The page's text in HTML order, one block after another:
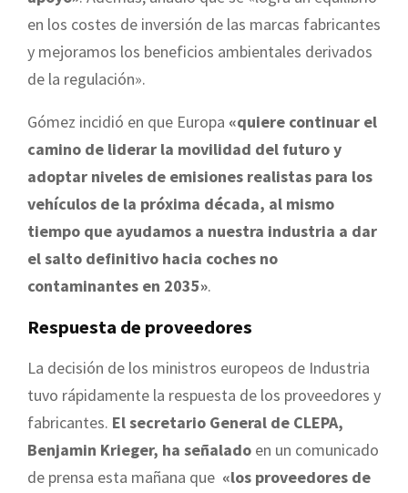
en los costes de inversión de las marcas fabricantes
y mejoramos los beneficios ambientales derivados
de la regulación».
Gómez incidió en que Europa «quiere continuar el
camino de liderar la movilidad del futuro y
adoptar niveles de emisiones realistas para los
vehículos de la próxima década, al mismo
tiempo que ayudamos a nuestra industria a dar
el salto definitivo hacia coches no
contaminantes en 2035».
Respuesta de proveedores
La decisión de los ministros europeos de Industria
tuvo rápidamente la respuesta de los proveedores y
fabricantes. El secretario General de CLEPA,
Benjamin Krieger, ha señalado en un comunicado
de prensa esta mañana que «los proveedores de